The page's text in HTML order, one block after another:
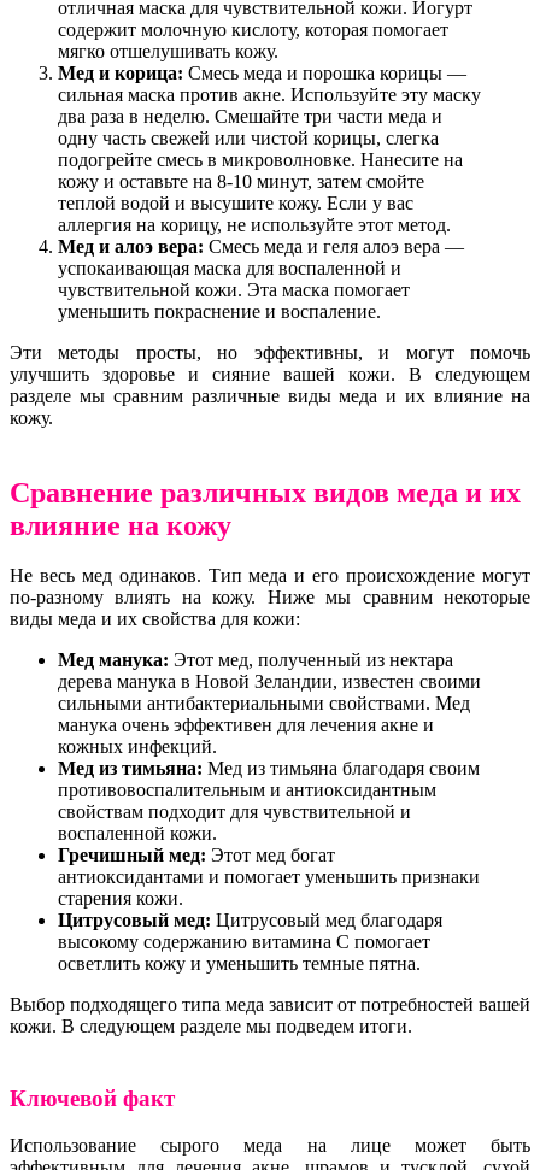
отличная маска для чувствительной кожи. Йогурт
содержит молочную кислоту, которая помогает
мягко отшелушивать кожу.
Мед и корица: Смесь меда и порошка корицы —
сильная маска против акне. Используйте эту маску
два раза в неделю. Смешайте три части меда и
одну часть свежей или чистой корицы, слегка
подогрейте смесь в микроволновке. Нанесите на
кожу и оставьте на 8-10 минут, затем смойте
теплой водой и высушите кожу. Если у вас
аллергия на корицу, не используйте этот метод.
Мед и алоэ вера: Смесь меда и геля алоэ вера —
успокаивающая маска для воспаленной и
чувствительной кожи. Эта маска помогает
уменьшить покраснение и воспаление.
Эти методы просты, но эффективны, и могут помочь
улучшить здоровье и сияние вашей кожи. В следующем
разделе мы сравним различные виды меда и их влияние на
кожу.
Сравнение различных видов меда и их
влияние на кожу
Не весь мед одинаков. Тип меда и его происхождение могут
по-разному влиять на кожу. Ниже мы сравним некоторые
виды меда и их свойства для кожи:
Мед манука: Этот мед, полученный из нектара
дерева манука в Новой Зеландии, известен своими
сильными антибактериальными свойствами. Мед
манука очень эффективен для лечения акне и
кожных инфекций.
Мед из тимьяна: Мед из тимьяна благодаря своим
противовоспалительным и антиоксидантным
свойствам подходит для чувствительной и
воспаленной кожи.
Гречишный мед: Этот мед богат
антиоксидантами и помогает уменьшить признаки
старения кожи.
Цитрусовый мед: Цитрусовый мед благодаря
высокому содержанию витамина C помогает
осветлить кожу и уменьшить темные пятна.
Выбор подходящего типа меда зависит от потребностей вашей
кожи. В следующем разделе мы подведем итоги.
Ключевой факт
Использование сырого меда на лице может быть